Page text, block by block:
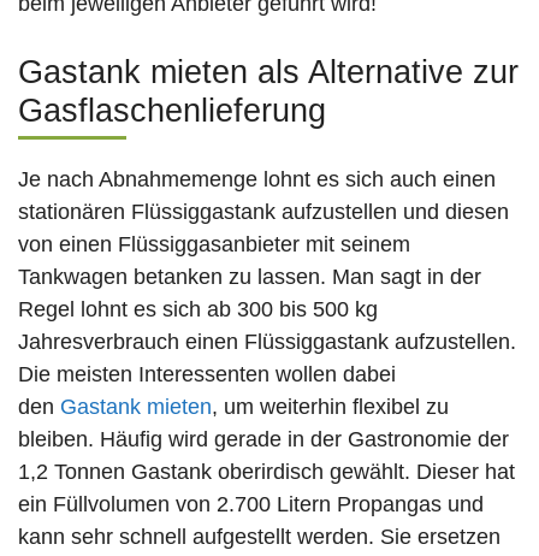
Gastank mieten als Alternative zur
Gasflaschenlieferung
Je nach Abnahmemenge lohnt es sich auch einen
stationären Flüssiggastank aufzustellen und diesen
von einen Flüssiggasanbieter mit seinem
Tankwagen betanken zu lassen. Man sagt in der
Regel lohnt es sich ab 300 bis 500 kg
Jahresverbrauch einen Flüssiggastank aufzustellen.
Die meisten Interessenten wollen dabei
den Gastank mieten, um weiterhin flexibel zu
bleiben. Häufig wird gerade in der Gastronomie der
1,2 Tonnen Gastank oberirdisch gewählt. Dieser hat
ein Füllvolumen von 2.700 Litern Propangas und
kann sehr schnell aufgestellt werden. Sie ersetzen